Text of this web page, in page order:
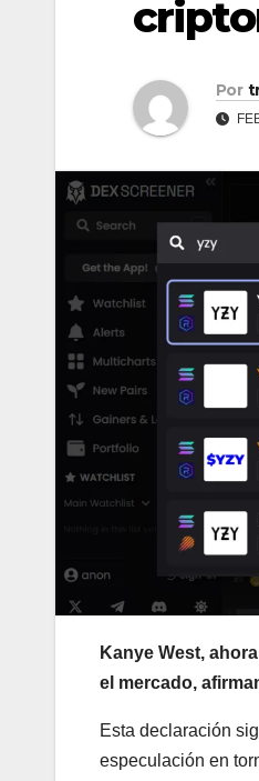
Por
Kanye West,
el mercado,
Esta declaración
especulación en